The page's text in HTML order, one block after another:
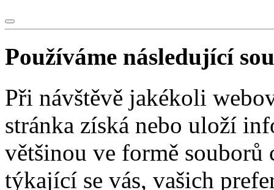
Používáme následující
Při návštěvě jakékoli
stránka získá nebo uloží
většinou ve formě
týkající se vás, vašich